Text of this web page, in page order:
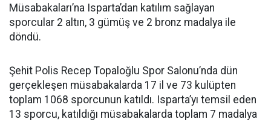
Müsabakaları’na Isparta’dan katılım sağlayan
sporcular 2 altın, 3 gümüş ve 2 bronz madalya ile
döndü.
Şehit Polis Recep Topaloğlu Spor Salonu’nda dün
gerçekleşen müsabakalarda 17 il ve 73 kulüpten
toplam 1068 sporcunun katıldı. Isparta’yı temsil eden
13 sporcu, katıldığı müsabakalarda toplam 7 madalya